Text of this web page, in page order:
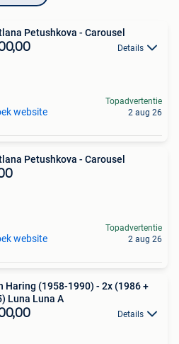
Petushkova - Carousel
Details
website
Topadvertentie
2 aug 26
Petushkova - Carousel
website
Topadvertentie
2 aug 26
Haring (1958-1990) - 2x (1986 +
Luna Luna A
Details